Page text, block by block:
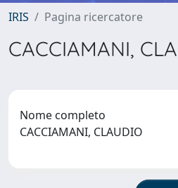
IRIS Pagina ricercatore
CACCIAMANI,
Nome completo
CACCIAMANI, CLAUDIO